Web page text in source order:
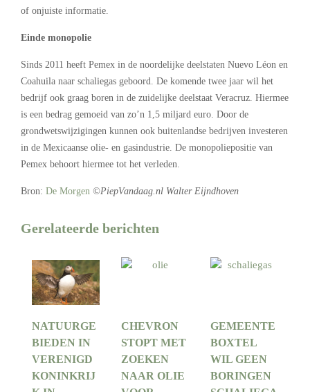
of onjuiste informatie.
Einde monopolie
Sinds 2011 heeft Pemex in de noordelijke deelstaten Nuevo Léon en
Coahuila naar schaliegas geboord. De komende twee jaar wil het
bedrijf ook graag boren in de zuidelijke deelstaat Veracruz. Hiermee
is een bedrag gemoeid van zo’n 1,5 miljard euro. Door de
grondwetswijzigingen kunnen ook buitenlandse bedrijven investeren
in de Mexicaanse olie- en gasindustrie. De monopoliepositie van
Pemex behoort hiermee tot het verleden.
Bron: De Morgen ©PiepVandaag.nl Walter Eijndhoven
Gerelateerde berichten
NATUURGE
BIEDEN IN
VERENIGD
KONINKRIJ
CHEVRON
STOPT MET
ZOEKEN
NAAR OLIE
GEMEENTE
BOXTEL
WIL GEEN
BORINGEN